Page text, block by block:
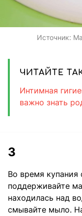
Источник:
ЧИТАЙТЕ
Интимная
важно знать
3
Во время купания
поддерживайте
находилась над
смывайте мыло.